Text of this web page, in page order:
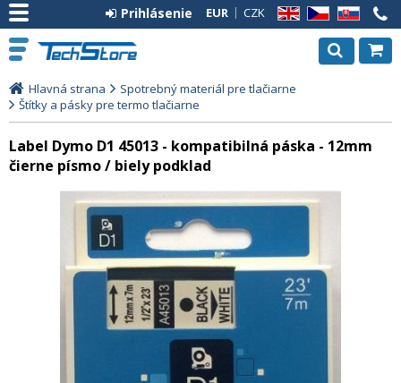
EN CZ SK
EUR CZK
Prihlásenie
Hlavná strana
Spotrebný materiál pre tlačiarne
Štítky a pásky pre termo tlačiarne
Label Dymo D1 45013 - kompatibilná páska - 12mm
čierne písmo / biely podklad